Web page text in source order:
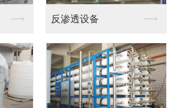
反渗透设备